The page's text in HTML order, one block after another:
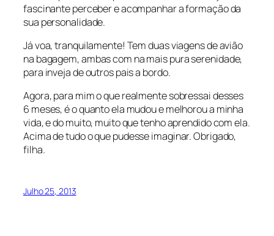
fascinante perceber e acompanhar a formação da
sua personalidade.
Já voa, tranquilamente! Tem duas viagens de avião
na bagagem, ambas com na mais pura serenidade,
para inveja de outros pais a bordo.
Agora, para mim o que realmente sobressai desses
6 meses, é o quanto ela mudou e melhorou a minha
vida, e do muito, muito que tenho aprendido com ela.
Acima de tudo o que pudesse imaginar. Obrigado,
filha.
Julho 25, 2013